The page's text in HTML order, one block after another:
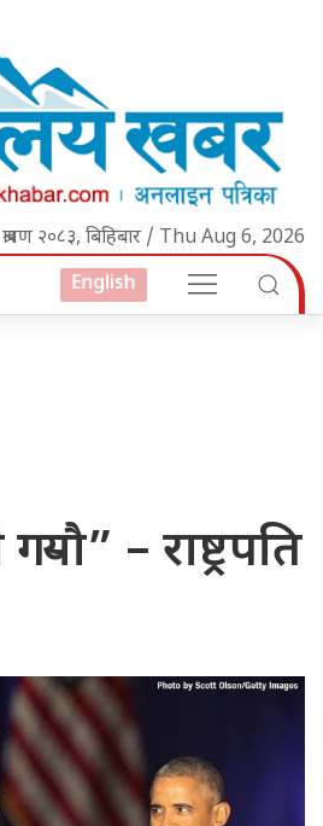
२०८३, बिहिबार / Thu Aug 6, 2026
English
– राष्ट्रपति